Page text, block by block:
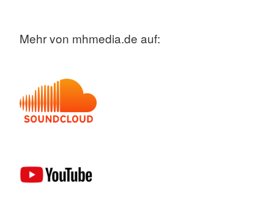
Mehr von mhmedia.de auf: